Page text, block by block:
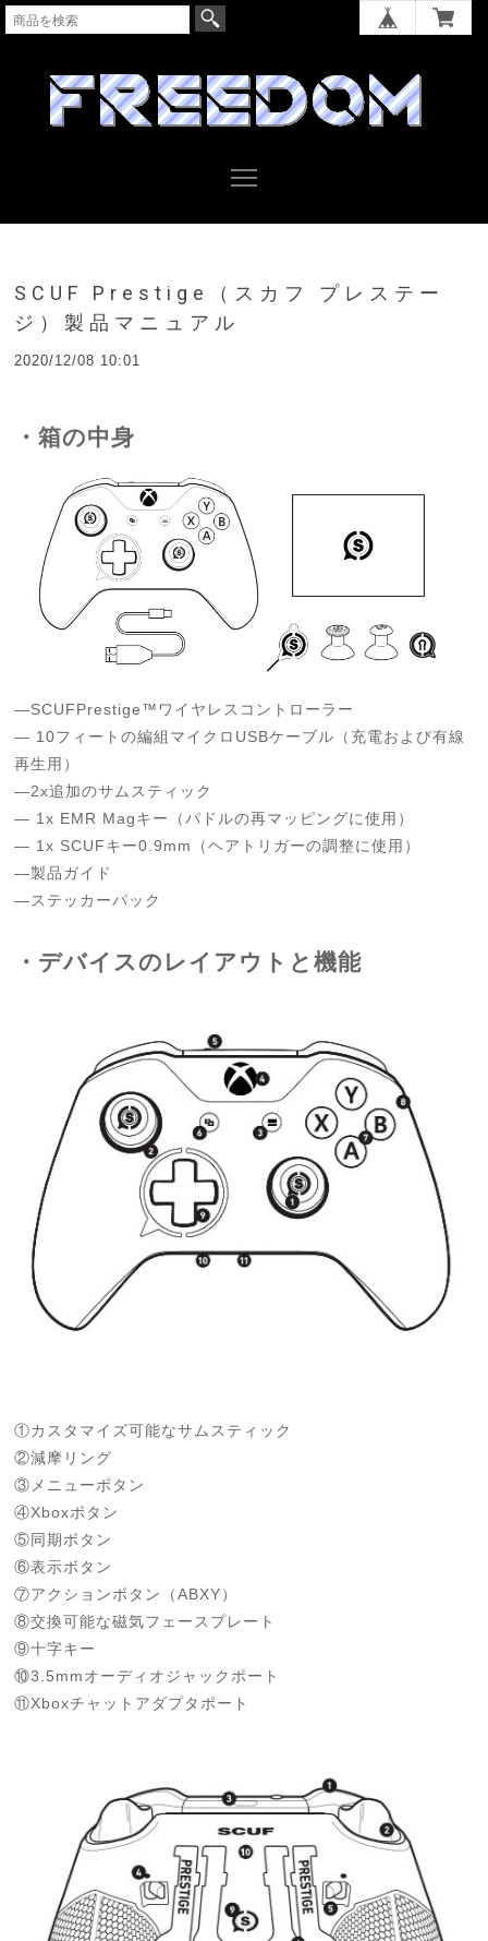
SCUF Prestige（スカフ プレステー
ジ）製品マニュアル
2020/12/08 10:01
・箱の中身
—SCUFPrestige™ワイヤレスコントローラー
— 10フィートの編組マイクロUSBケーブル（充電および有線
再生用）
—2x追加のサムスティック
— 1x EMR Magキー（パドルの再マッピングに使用）
— 1x SCUFキー0.9mm（ヘアトリガーの調整に使用）
—製品ガイド
—ステッカーパック
・デバイスのレイアウトと機能
①カスタマイズ可能なサムスティック
②減摩リング
③メニューボタン
④Xboxボタン
⑤同期ボタン
⑥表示ボタン
⑦アクションボタン（ABXY）
⑧交換可能な磁気フェースプレート
⑨十字キー
⑩3.5mmオーディオジャックポート
⑪Xboxチャットアダプタポート